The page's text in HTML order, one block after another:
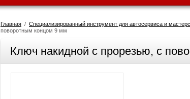
Главная
  /
Специализированный инструмент для автосервиса и
поворотным концом 9 мм
Ключ накидной с прорезью, с